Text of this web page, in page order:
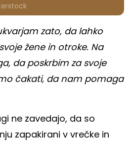
zato, da lahko
žene in otroke. Na
da poskrbim za svoje
čakati, da nam pomaga
ne zavedajo, da so
zapakirani v vrečke in